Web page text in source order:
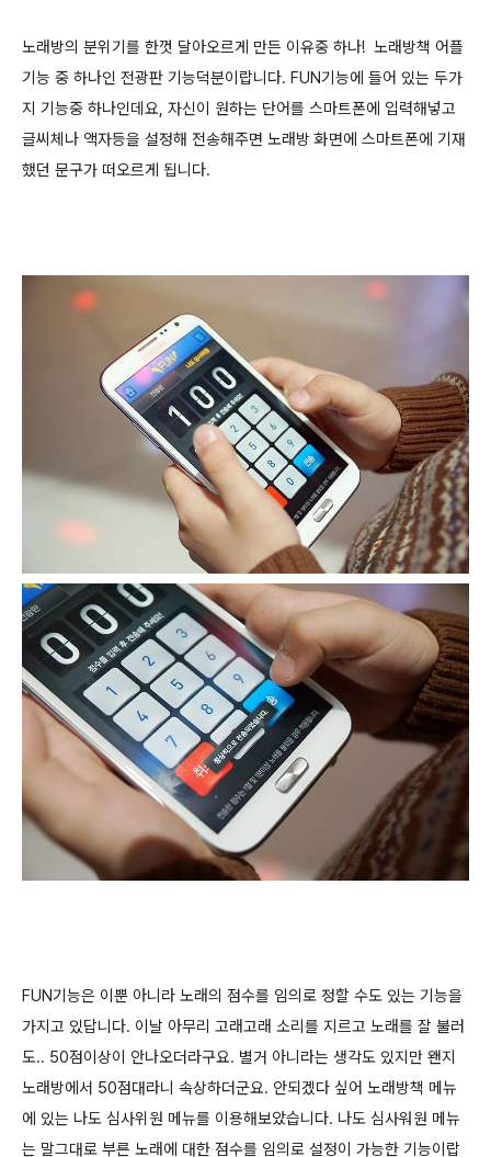
노래방의 분위기를 한껏 달아오르게 만든 이유중 하나! 노래방책 어플
기능 중 하나인 전광판 기능덕분이랍니다. FUN기능에 들어 있는 두가
지 기능중 하나인데요, 자신이 원하는 단어를 스마트폰에 입력해넣고
글씨체나 액자등을 설정해 전송해주면 노래방 화면에 스마트폰에 기재
했던 문구가 떠오르게 됩니다.
FUN기능은 이뿐 아니라 노래의 점수를 임의로 정할 수도 있는 기능을
가지고 있답니다. 이날 아무리 고래고래 소리를 지르고 노래를 잘 불러
도.. 50점이상이 안나오더라구요. 별거 아니라는 생각도 있지만 왠지
노래방에서 50점대라니 속상하더군요. 안되겠다 싶어 노래방책 메뉴
에 있는 나도 심사위원 메뉴를 이용해보았습니다. 나도 심사워원 메뉴
는 말그대로 부른 노래에 대한 점수를 임의로 설정이 가능한 기능이랍